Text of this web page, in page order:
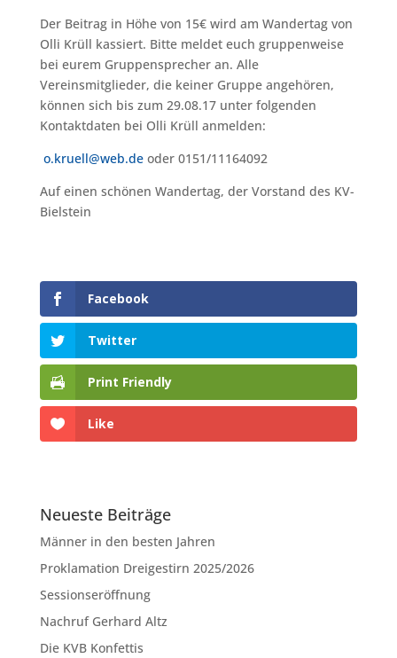
Der Beitrag in Höhe von 15€ wird am Wandertag von
Olli Krüll kassiert. Bitte meldet euch gruppenweise
bei eurem Gruppensprecher an. Alle
Vereinsmitglieder, die keiner Gruppe angehören,
können sich bis zum 29.08.17 unter folgenden
Kontaktdaten bei Olli Krüll anmelden:
o.kruell@web.deoder 0151/11164092
Auf einen schönen Wandertag, der Vorstand des KV-
Bielstein
Facebook
Twitter
Print Friendly
Like
Neueste Beiträge
Männer in den besten Jahren
Proklamation Dreigestirn 2025/2026
Sessionseröffnung
Nachruf Gerhard Altz
Die KVB Konfettis